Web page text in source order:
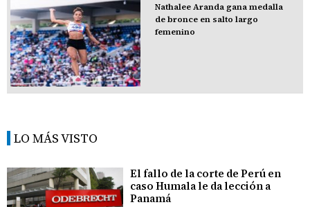
Nathalee Aranda gana medalla
de bronce en salto largo
femenino
LO MÁS VISTO
El fallo de la corte de Perú en
caso Humala le da lección a
Panamá